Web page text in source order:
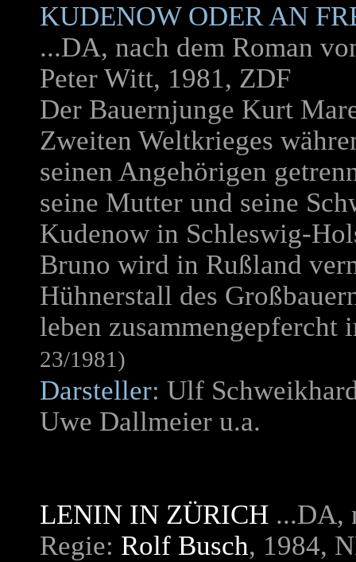
KUDENOW ODER AN
...DA, nach dem Roman
Peter Witt, 1981, ZDF
Der Bauernjunge Kurt
Zweiten Weltkrieges
seinen Angehörigen
seine Mutter und seine
Kudenow in Schleswig-
Bruno wird in Rußland
Hühnerstall des
leben zusammengepfercht
23/1981)
Darsteller: Ulf
Uwe Dallmeier u.a.
LENIN IN ZÜRICH ...DA,
Regie: Rolf Busch, 1984,